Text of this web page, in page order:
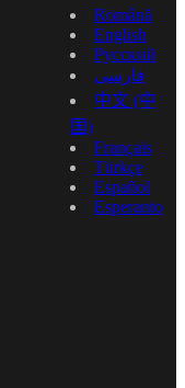
Română
English
Русский
فارسی
中文 (中
国)
Français
Türkçe
Español
Esperanto